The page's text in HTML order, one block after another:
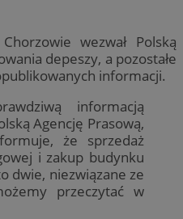
wezwał Polską
depeszy, a pozostałe
informacji.
informacją
Agencję Prasową,
że sprzedaż
i zakup budynku
dwie, niezwiązane ze
przeczytać w